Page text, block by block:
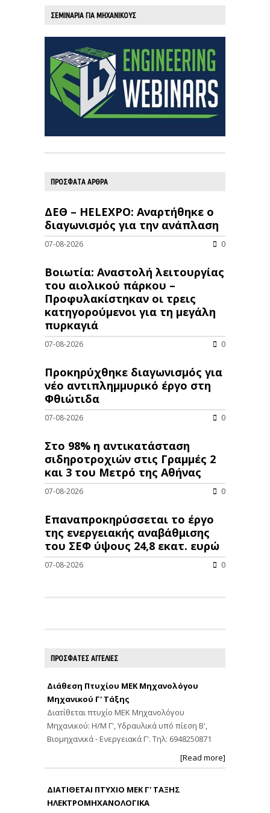
ΣΕΜΙΝΑΡΙΑ ΓΙΑ ΜΗΧΑΝΙΚΟΥΣ
ΠΡΟΣΦΑΤΑ ΑΡΘΡΑ
ΔΕΘ – HELEXPO: Αναρτήθηκε ο
διαγωνισμός για την ανάπλαση
07-08-2026 0
Βοιωτία: Αναστολή λειτουργίας
του αιολικού πάρκου –
Προφυλακίστηκαν οι τρεις
κατηγορούμενοι για τη μεγάλη
πυρκαγιά
07-08-2026 0
Προκηρύχθηκε διαγωνισμός για
νέo αντιπλημμυρικό έργο στη
Φθιώτιδα
07-08-2026 0
Στο 98% η αντικατάσταση
σιδηροτροχιών στις Γραμμές 2
και 3 του Μετρό της Αθήνας
07-08-2026 0
Επαναπροκηρύσσεται το έργο
της ενεργειακής αναβάθμισης
του ΣΕΦ ύψους 24,8 εκατ. ευρώ
07-08-2026 0
ΠΡΟΣΦΑΤΕΣ ΑΓΓΕΛΙΕΣ
Διάθεση Πτυχίου ΜΕΚ Μηχανολόγου
Μηχανικού Γ' Τάξης
Διατίθεται πτυχίο ΜΕΚ Μηχανολόγου
Μηχανικού: Η/Μ Γ', Υδραυλικά υπό πίεση Β',
Βιομηχανικά - Ενεργειακά Γ'. Τηλ: 6948250871
[Read more]
ΔΙΑΤΙΘΕΤΑΙ ΠΤΥΧΙΟ ΜΕΚ Γ' ΤΑΞΗΣ
ΗΛΕΚΤΡΟΜΗΧΑΝΟΛΟΓΙΚΑ